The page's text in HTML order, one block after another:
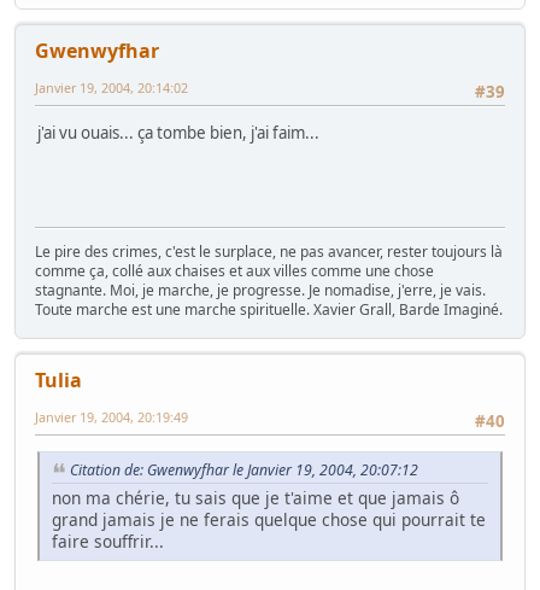
Gwenwyfhar
#39
Janvier 19, 2004, 20:14:02
j'ai vu ouais... ça tombe bien, j'ai faim...
Le pire des crimes, c'est le surplace, ne pas avancer, rester toujours là
comme ça, collé aux chaises et aux villes comme une chose
stagnante. Moi, je marche, je progresse. Je nomadise, j'erre, je vais.
Toute marche est une marche spirituelle. Xavier Grall, Barde Imaginé.
Tulia
#40
Janvier 19, 2004, 20:19:49
Citation de: Gwenwyfhar le Janvier 19, 2004, 20:07:12
non ma chérie, tu sais que je t'aime et que jamais ô
grand jamais je ne ferais quelque chose qui pourrait te
faire souffrir...